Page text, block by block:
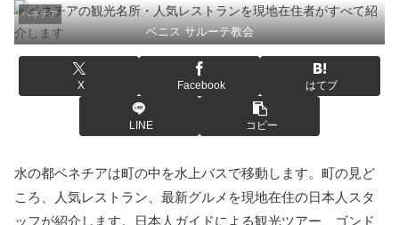
ベネチア
ベニス サルーテ教会
X Facebook はてブ
LINE コピー
水の都ベネチアは町の中を水上バスで移動します。町の見ど
ころ、人気レストラン、最新グルメを現地在住の日本人スタ
ッフが紹介します。日本人ガイドによる観光ツアー、ゴンド